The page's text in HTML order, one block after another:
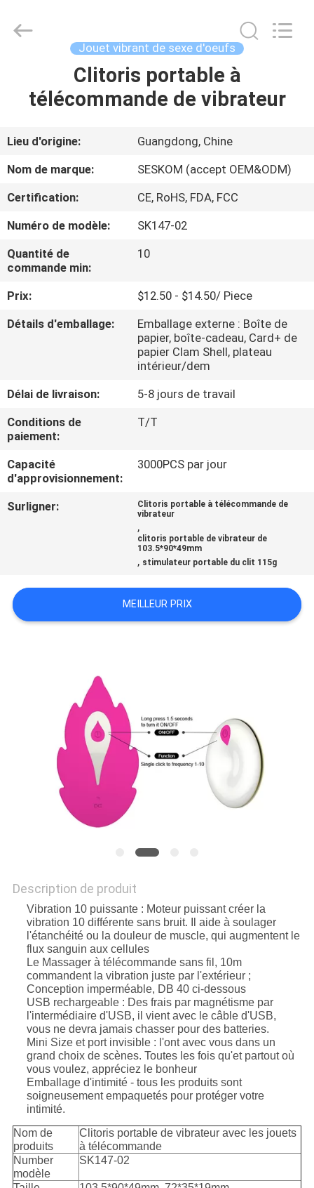
MAISON
VR
SHOW
A
PROPOS
NOUS
CONTRÔLE
DE
QUALITÉ
CONTACTEZ-
DEMANDEZ
PRIVACY
2026
SHENZHEN
Reserved.
Jouet vibrant de sexe d'oeufs
Clitoris portable à
télécommande de vibrateur
Lieu d'origine:
Guangdong, Chine
Nom de marque:
SESKOM (accept OEM&ODM)
Certification:
CE, RoHS, FDA, FCC
Numéro de modèle:
SK147-02
Quantité de
commande min:
10
Prix:
$12.50 - $14.50/ Piece
Détails d'emballage:
Emballage externe : Boîte de
papier, boîte-cadeau, Card+ de
papier Clam Shell, plateau
intérieur/dem
Délai de livraison:
5-8 jours de travail
Conditions de
paiement:
T/T
Capacité
d'approvisionnement:
3000PCS par jour
Surligner:
Clitoris portable à télécommande de
vibrateur
,
clitoris portable de vibrateur de
103.5*90*49mm
, stimulateur portable du clit 115g
MEILLEUR PRIX
Description de produit
Vibration 10 puissante : Moteur puissant créer la
vibration 10 différente sans bruit. Il aide à soulager
l'étanchéité ou la douleur de muscle, qui augmentent le
flux sanguin aux cellules
Le Massager à télécommande sans fil, 10m
commandent la vibration juste par l'extérieur ;
Conception imperméable, DB 40 ci-dessous
USB rechargeable : Des frais par magnétisme par
l'intermédiaire d'USB, il vient avec le câble d'USB,
vous ne devra jamais chasser pour des batteries.
Mini Size et port invisible : l'ont avec vous dans un
grand choix de scènes. Toutes les fois qu'et partout où
vous voulez, appréciez le bonheur
Emballage d'intimité - tous les produits sont
soigneusement empaquetés pour protéger votre
intimité.
Nom de
produits
Clitoris portable de vibrateur avec les jouets
à télécommande
Number
modèle
SK147-02